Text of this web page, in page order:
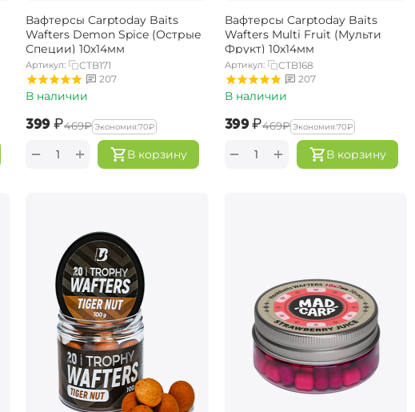
Вафтерсы Carptoday Baits
Wafters Demon Spice (Острые
Специи) 10х14мм
Артикул:
CTB171
207
В наличии
‍399‍₽‍469‍₽ Экономия:‍70‍₽
В корзину
+
−
Вафтерсы Carptoday Baits
Wafters Multi Fruit (Мульти
Фрукт) 10х14мм
Артикул:
CTB168
207
В наличии
‍399‍₽‍469‍₽ Экономия:‍70‍₽
В корзину
+
−